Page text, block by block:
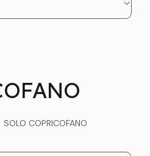
SOLO COPRICOFANO